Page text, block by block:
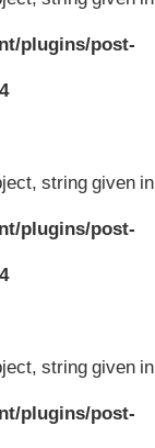
plugins/post-
string given in
plugins/post-
string given in
plugins/post-